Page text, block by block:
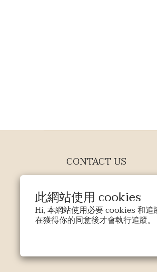
此網站使用 cookies
Hi, 本網站使用必要 cookies 和
在獲得你的同意後才會執行追蹤。
CONTACT US
EMAIL:
EVERY DAY
0905802404